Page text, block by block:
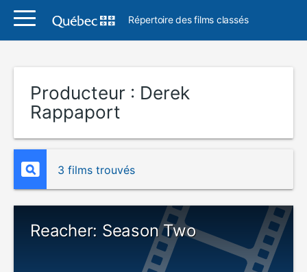
Répertoire des films classés
Producteur : Derek
Rappaport
3 films trouvés
Reacher: Season Two